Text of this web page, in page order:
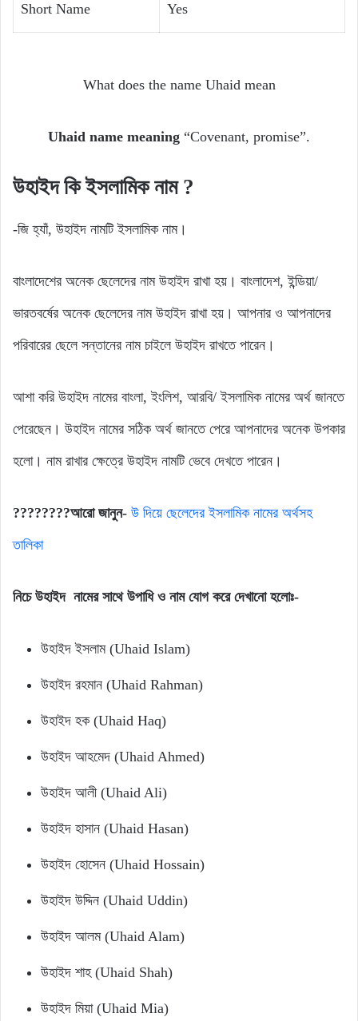
Short Name Yes
What does the name Uhaid mean
Uhaid name meaning “Covenant, promise”.
উহাইদ কি ইসলামিক নাম ?
-জি হ্যাঁ, উহাইদ নামটি ইসলামিক নাম।
বাংলাদেশের অনেক ছেলেদের নাম উহাইদ রাখা হয়। বাংলাদেশ, ইন্ডিয়া/
ভারতবর্ষের অনেক ছেলেদের নাম উহাইদ রাখা হয়। আপনার ও আপনাদের
পরিবারের ছেলে সন্তানের নাম চাইলে উহাইদ রাখতে পারেন।
আশা করি উহাইদ নামের বাংলা, ইংলিশ, আরবি/ ইসলামিক নামের অর্থ জানতে
পেরেছেন। উহাইদ নামের সঠিক অর্থ জানতে পেরে আপনাদের অনেক উপকার
হলো। নাম রাখার ক্ষেত্রে উহাইদ নামটি ভেবে দেখতে পারেন।
????????আরো জানুন- উ দিয়ে ছেলেদের ইসলামিক নামের অর্থসহ
তালিকা
নিচে উহাইদ নামের সাথে উপাধি ও নাম যোগ করে দেখানো হলোঃ-
উহাইদ ইসলাম (Uhaid Islam)
উহাইদ রহমান (Uhaid Rahman)
উহাইদ হক (Uhaid Haq)
উহাইদ আহমেদ (Uhaid Ahmed)
উহাইদ আলী (Uhaid Ali)
উহাইদ হাসান (Uhaid Hasan)
উহাইদ হোসেন (Uhaid Hossain)
উহাইদ উদ্দিন (Uhaid Uddin)
উহাইদ আলম (Uhaid Alam)
উহাইদ শাহ (Uhaid Shah)
উহাইদ মিয়া (Uhaid Mia)